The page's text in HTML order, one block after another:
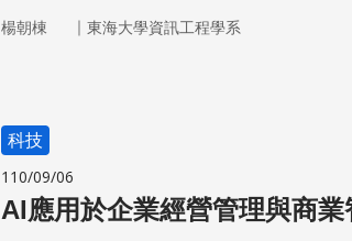
利用大數據、人工智慧、物聯網與雲端計算
楊朝棟 ｜ 東海大學資訊工程學系
科技
110/09/06
AI應用於企業經營管理與商業